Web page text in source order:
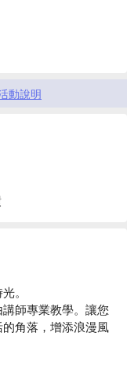
動說明
。
師專業教學。讓您
角落，增添浪漫風